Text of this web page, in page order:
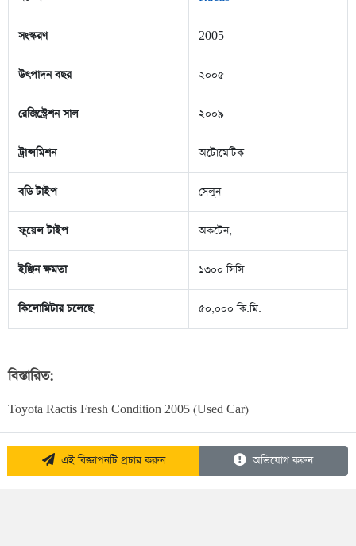
সংস্করণ 2005
উৎপাদন বছর ২০০৫
রেজিস্ট্রেশন সাল ২০০৯
ট্রান্সমিশন অটোমেটিক
বডি টাইপ সেলুন
ফুয়েল টাইপ অকটেন,
ইঞ্জিন ক্ষমতা ১৩০০ সিসি
কিলোমিটার চলেছে ৫০,০০০ কি.মি.
বিস্তারিত:
Toyota Ractis Fresh Condition 2005 (Used Car)
এই বিজ্ঞাপনটি প্রচার করুন অভিযোগ করুন